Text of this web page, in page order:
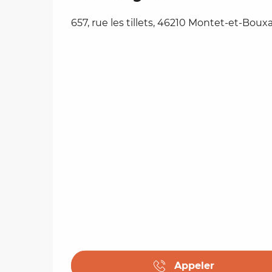
657, rue les tillets, 46210 Montet-et-Bouxal
Appeler